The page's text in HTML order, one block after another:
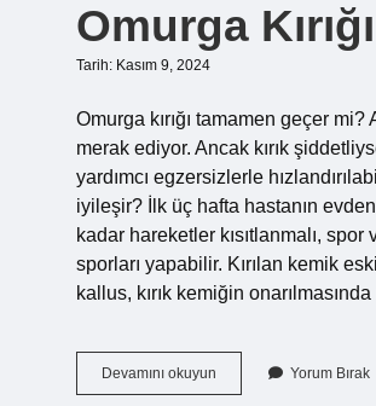
Omurga
Tarih: Kasım 9, 2024
Omurga kırığı tamamen geçer
merak ediyor. Ancak kırık
yardımcı egzersizlerle
iyileşir? İlk üç hafta hastanın
kadar hareketler kısıtlanmalı,
sporları yapabilir. Kırılan kemik
kallus, kırık kemiğin
Devamını okuyun
Kırığı
Yorum Bırak